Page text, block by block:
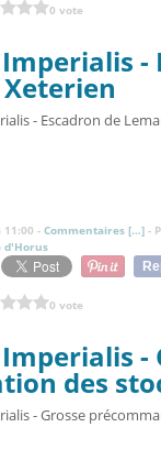
0 vote
-
- Commentaires […] -
d'Horus
0 vote
-
des